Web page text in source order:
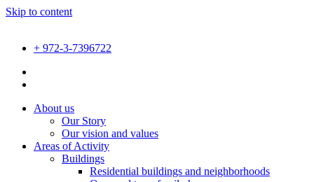
Skip to content
+ 972-3-7396722
About us
Our Story
Our vision and values
Areas of Activity
Buildings
Residential buildings and neighborhoods